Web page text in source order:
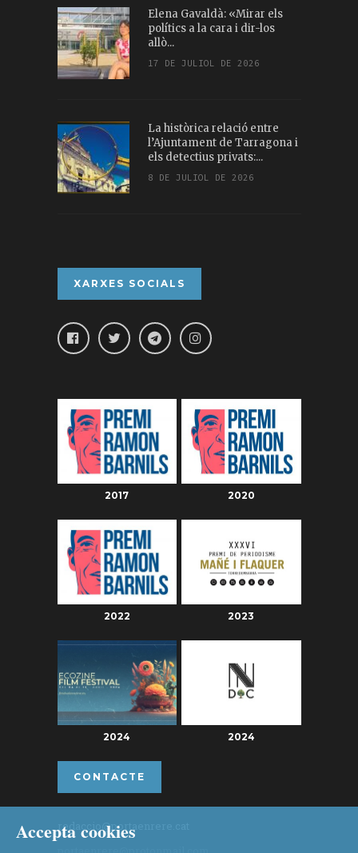
Elena Gavaldà: «Mirar els
polítics a la cara i dir-los
allò...
17 DE JULIOL DE 2026
La històrica relació entre
l’Ajuntament de Tarragona i
els detectius privats:...
8 DE JULIOL DE 2026
XARXES SOCIALS
2017 2020
2022 2023
2024 2024
CONTACTE
redaccio@portaenrere.cat
Accepta cookies